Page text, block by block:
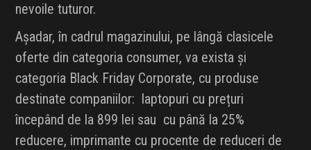
nevoile tuturor.
Așadar, în cadrul magazinului, pe lângă clasicele
oferte din categoria consumer, va exista și
categoria Black Friday Corporate, cu produse
destinate companiilor: laptopuri cu prețuri
începând de la 899 lei sau cu până la 25%
reducere, imprimante cu procente de reduceri de